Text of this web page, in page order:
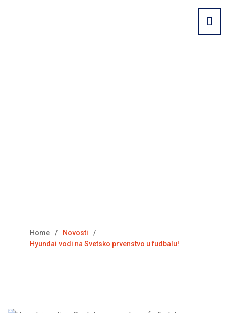
Home
Novosti
Hyundai vodi na Svetsko prvenstvo u fudbalu!